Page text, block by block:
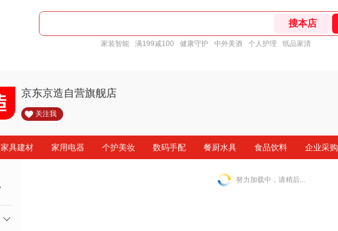
家装智能 满199减100 健康守护 中外美酒 个人护理 纸品家清
京东京造自营旗舰店
关注我
家具建材 家用电器 个护美妆 数码手配 餐厨水具 食品饮料 企业采购
努力加载中，请稍后...